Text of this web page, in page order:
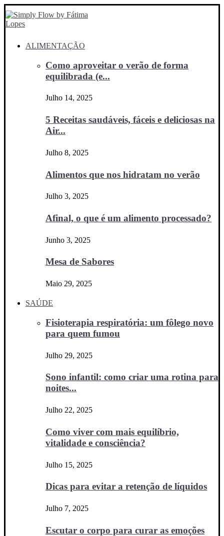
ALIMENTAÇÃO
Como aproveitar o verão de forma
equilibrada (e...
Julho 14, 2025
5 Receitas saudáveis, fáceis e deliciosas na
Air...
Julho 8, 2025
Alimentos que nos hidratam no verão
Julho 3, 2025
Afinal, o que é um alimento processado?
Junho 3, 2025
Mesa de Sabores
Maio 29, 2025
SAÚDE
Fisioterapia respiratória: um fôlego novo
para quem fumou
Julho 29, 2025
Sono infantil: como criar uma rotina para
noites...
Julho 22, 2025
Como viver com mais equilíbrio,
vitalidade e consciência?
Julho 15, 2025
Dicas para evitar a retenção de líquidos
Julho 7, 2025
Escutar o corpo para curar as emoções